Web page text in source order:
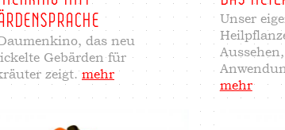
das neu
Gebärden für
zeigt.mehr
Unser
mehr